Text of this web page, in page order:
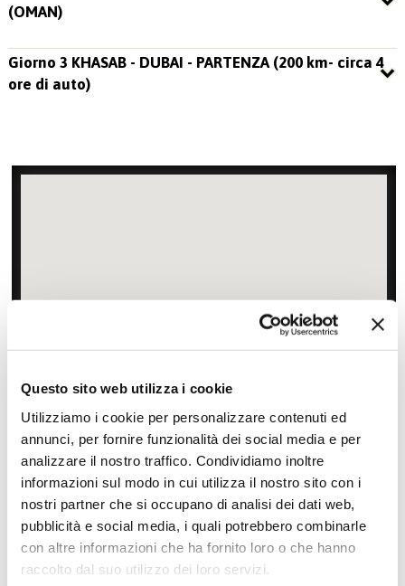
Questo sito web utilizza i cookie
Utilizziamo i cookie per personalizzare contenuti ed
annunci, per fornire funzionalità dei social media e per
analizzare il nostro traffico. Condividiamo inoltre
informazioni sul modo in cui utilizza il nostro sito con i
nostri partner che si occupano di analisi dei dati web,
pubblicità e social media, i quali potrebbero combinarle
con altre informazioni che ha fornito loro o che hanno
raccolto dal suo utilizzo dei loro servizi.
(OMAN)
Giorno 3 KHASAB - DUBAI - PARTENZA (200 km- circa 4
ore di auto)
Zoom
Offerte
richiesta
Scopri i prezzi »